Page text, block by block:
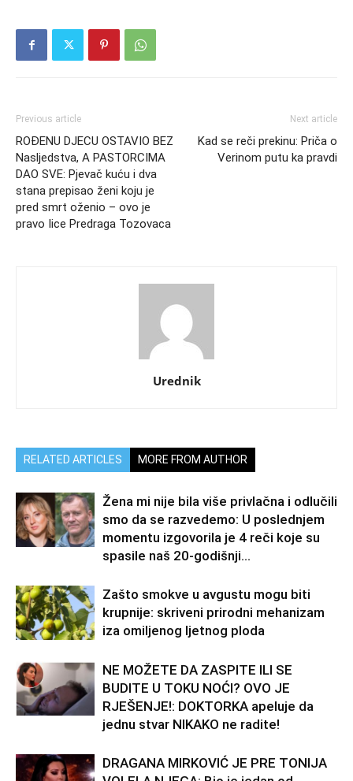
Previous article
ROĐENU DJECU OSTAVIO BEZ
Nasljedstva, A PASTORCIMA
DAO SVE: Pjevač kuću i dva
stana prepisao ženi koju je
pred smrt oženio – ovo je
pravo Iice Predraga Tozovaca
Next article
Kad se reči prekinu: Priča o
Verinom putu ka pravdi
Urednik
RELATED ARTICLES MORE FROM AUTHOR
Žena mi nije bila više privlačna i odlučili
smo da se razvedemo: U poslednjem
momentu izgovorila je 4 reči koje su
spasile naš 20-godišnji...
Zašto smokve u avgustu mogu biti
krupnije: skriveni prirodni mehanizam
iza omiljenog ljetnog ploda
NE MOŽETE DA ZASPITE ILI SE
BUDITE U TOKU NOĆI? OVO JE
RJEŠENJE!: DOKTORKA apeluje da
jednu stvar NIKAKO ne radite!
DRAGANA MIRKOVIĆ JE PRE TONIJA